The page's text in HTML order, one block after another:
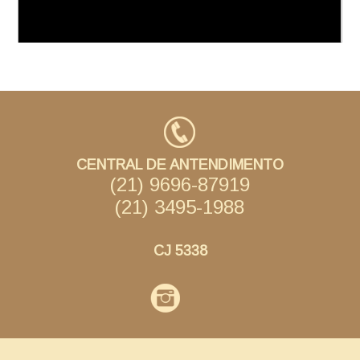
CENTRAL DE ANTENDIMENTO
(21) 9696-87919
(21) 3495-1988
CJ 5338